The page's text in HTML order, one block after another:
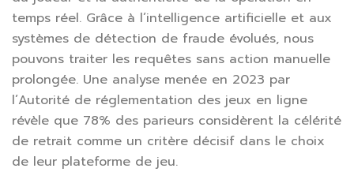
temps réel. Grâce à l’intelligence artificielle et aux
systèmes de détection de fraude évolués, nous
pouvons traiter les requêtes sans action manuelle
prolongée. Une analyse menée en 2023 par
l’Autorité de réglementation des jeux en ligne
révèle que 78% des parieurs considèrent la célérité
de retrait comme un critère décisif dans le choix
de leur plateforme de jeu.